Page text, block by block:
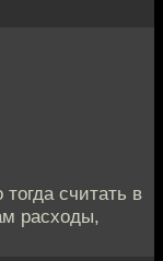
считать в
расходы,